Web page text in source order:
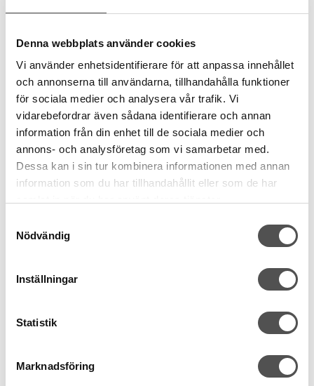
Denna webbplats använder cookies
Vi använder enhetsidentifierare för att anpassa innehållet
och annonserna till användarna, tillhandahålla funktioner
för sociala medier och analysera vår trafik. Vi
vidarebefordrar även sådana identifierare och annan
information från din enhet till de sociala medier och
annons- och analysföretag som vi samarbetar med.
Dessa kan i sin tur kombinera informationen med annan
information som du har tillhandahållit eller som de har
Nödvändig
Inställningar
Statistik
Marknadsföring
Husqvarna Viking
Husqvarna Topstitch nål nr 90
För grövre tråd
Finns i lager